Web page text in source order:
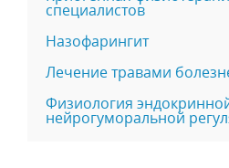
специалистов
Назофарингит
Лечение травами
Физиология
нейрогуморальной